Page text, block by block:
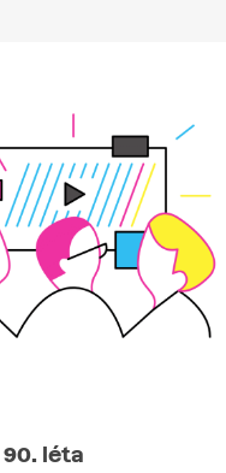
90. léta